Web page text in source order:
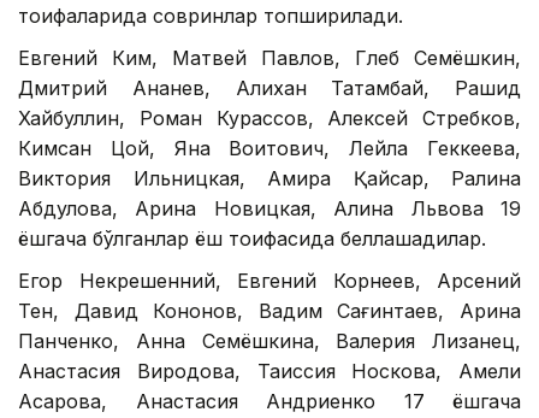
тоифаларида совринлар топширилади.
Евгений Ким, Матвей Павлов, Глеб Семёшкин,
Дмитрий Ананев, Алихан Татамбай, Рашид
Хайбуллин, Роман Курассов, Алексей Стребков,
Кимсан Цой, Яна Воитович, Лейла Геккеева,
Виктория Ильницкая, Амира Қайсар, Ралина
Абдулова, Арина Новицкая, Алина Львова 19
ёшгача бўлганлар ёш тоифасида беллашадилар.
Егор Некрешенний, Евгений Корнеев, Арсений
Тен, Давид Кононов, Вадим Сағинтаев, Арина
Панченко, Анна Семёшкина, Валерия Лизанец,
Анастасия Виродова, Таиссия Носкова, Амели
Асқарова, Анастасия Андриенко 17 ёшгача